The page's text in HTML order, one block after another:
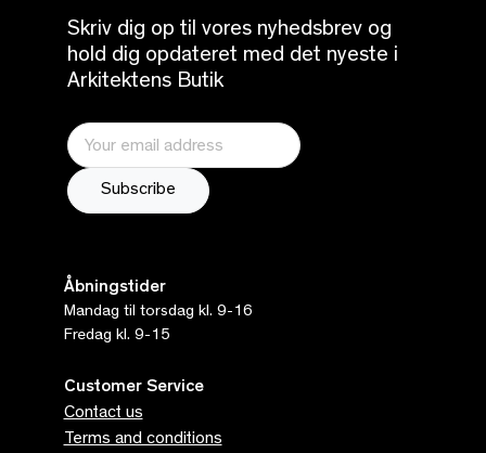
Skriv dig op til vores nyhedsbrev og
hold dig opdateret med det nyeste i
Arkitektens Butik
Åbningstider
Mandag til torsdag kl. 9-16
Fredag kl. 9-15
Customer Service
Contact us
Terms and conditions